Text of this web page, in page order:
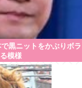
黒ニットをかぶりボラ
模様